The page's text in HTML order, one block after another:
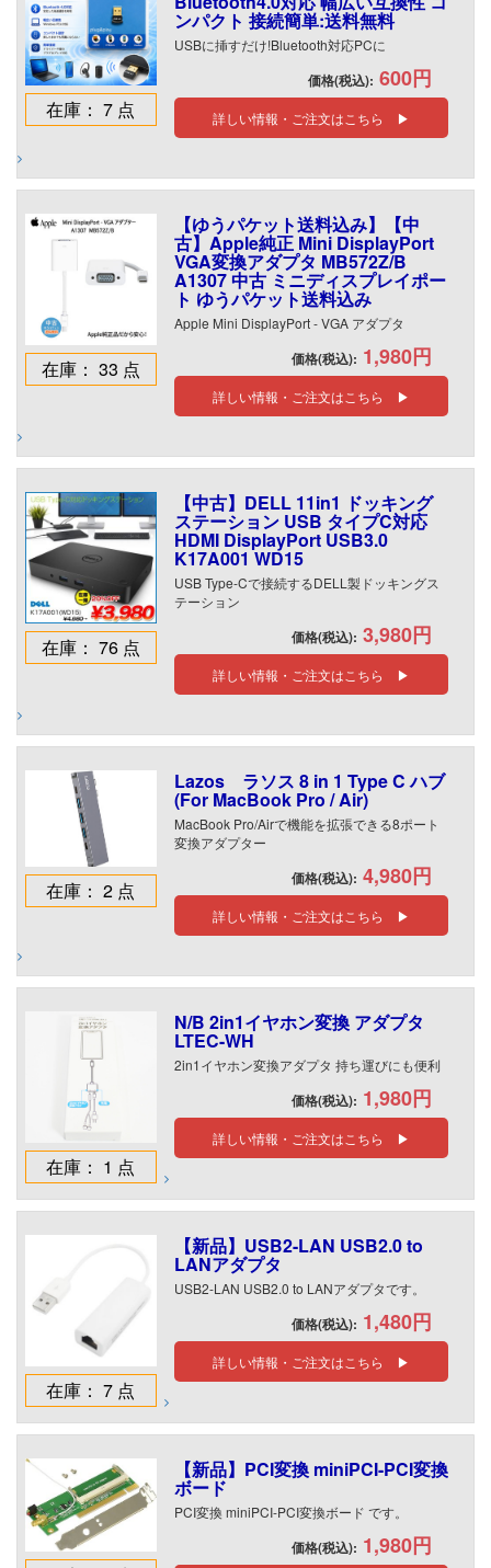
在庫： 7 点
ンパクト 接続簡単:送料無料
USBに挿すだけ!Bluetooth対応PCに
価格(税込): 600円
詳しい情報・ご注文はこちら ▶
在庫： 33 点
【ゆうパケット送料込み】【中
古】Apple純正 Mini DisplayPort
VGA変換アダプタ MB572Z/B
A1307 中古 ミニディスプレイポー
ト ゆうパケット送料込み
Apple Mini DisplayPort - VGA アダプタ
価格(税込): 1,980円
詳しい情報・ご注文はこちら ▶
在庫： 76 点
【中古】DELL 11in1 ドッキング
ステーション USB タイプC対応
HDMI DisplayPort USB3.0
K17A001 WD15
USB Type-Cで接続するDELL製ドッキングス
テーション
価格(税込): 3,980円
詳しい情報・ご注文はこちら ▶
在庫： 2 点
Lazos ラソス 8 in 1 Type C ハブ
(For MacBook Pro / Air)
MacBook Pro/Airで機能を拡張できる8ポート
変換アダプター
価格(税込): 4,980円
詳しい情報・ご注文はこちら ▶
在庫： 1 点
N/B 2in1イヤホン変換 アダプタ
LTEC-WH
2in1イヤホン変換アダプタ 持ち運びにも便利
価格(税込): 1,980円
詳しい情報・ご注文はこちら ▶
在庫： 7 点
【新品】USB2-LAN USB2.0 to
LANアダプタ
USB2-LAN USB2.0 to LANアダプタです。
価格(税込): 1,480円
詳しい情報・ご注文はこちら ▶
【新品】PCI変換 miniPCI-PCI変換
ボード
PCI変換 miniPCI-PCI変換ボード です。
価格(税込): 1,980円